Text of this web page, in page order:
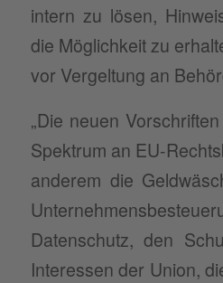
intern zu lösen,
die Möglichkeit zu
vor Vergeltung an
„Die neuen
Spektrum an EU-
anderem die
Datenschutz, den
Interessen der Union,